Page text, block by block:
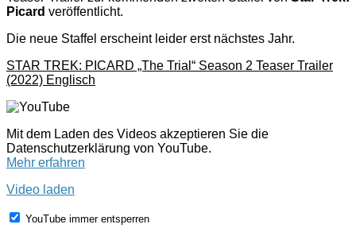
Picard veröffentlicht.
Die neue Staffel erscheint leider erst nächstes Jahr.
STAR TREK: PICARD „The Trial“ Season 2 Teaser Trailer
(2022) Englisch
Mit dem Laden des Videos akzeptieren Sie die
Datenschutzerklärung von YouTube.
Mehr erfahren
Video laden
YouTube immer entsperren